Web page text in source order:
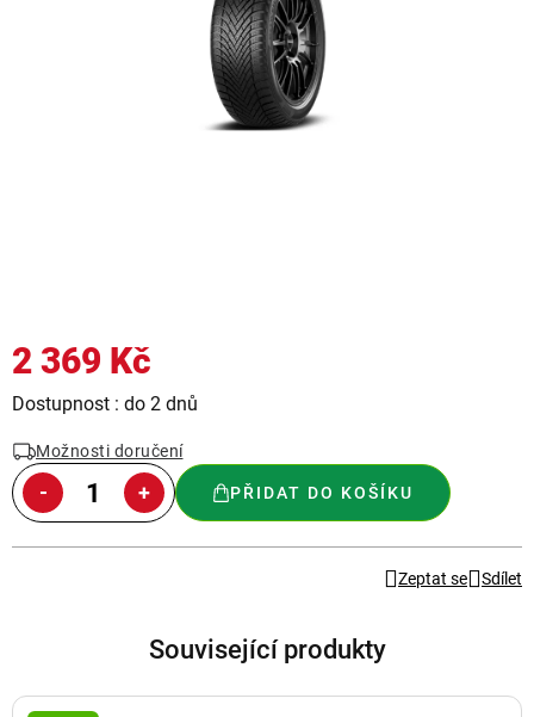
2 369 Kč
Měrná
Dostupnost : do 2 dnů
Možnosti doručení
PŘIDAT DO KOŠÍKU
Zeptat se Sdílet
Související produkty